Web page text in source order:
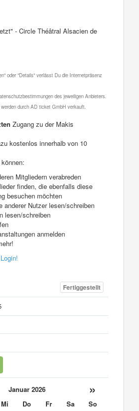
- Circle Théâtral Alsacien de
oder "Details" verlässt Du die Internetpräsenz
des jeweiligen Anbieters.
durch AD ticket GmbH verkauft.
Zugang zu der Makis
kostenlos innerhalb von 10
Mitgliedern verabreden
finden, die ebenfalls diese
besuchen möchten
anderer Nutzer lesen/schreiben
lesen/schreiben
anmelden
Login!
Fertiggestellt
Januar 2026 »
Mi Do Fr Sa
So